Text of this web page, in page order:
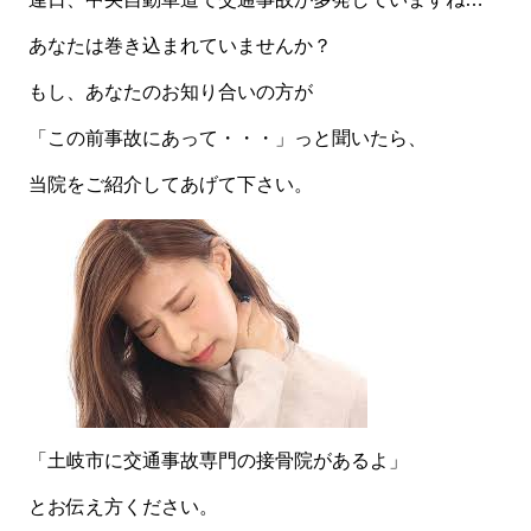
あなたは巻き込まれていませんか？
もし、あなたのお知り合いの方が
「この前事故にあって・・・」っと聞いたら、
当院をご紹介してあげて下さい。
「土岐市に交通事故専門の接骨院があるよ」
とお伝え方ください。